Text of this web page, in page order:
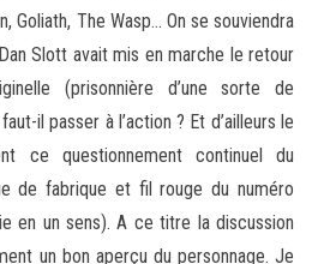
Goliath, The Wasp… On se souviendra
Slott avait mis en marche le retour
(prisonnière d’une sorte de
il passer à l’action ? Et d’ailleurs le
ce questionnement continuel du
de fabrique et fil rouge du numéro
en un sens). A ce titre la discussion
un bon aperçu du personnage. Je